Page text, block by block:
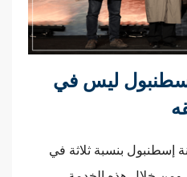
ليس في
إسطنبول بنسبة ثلاثة في